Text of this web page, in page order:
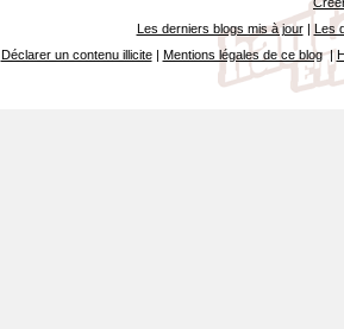
Les derniers blogs mis à jour| Les
Déclarer un contenu illicite| Mentions légales de ce blog|